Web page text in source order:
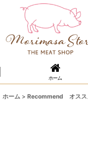
ホーム
ホーム > Recommend オス